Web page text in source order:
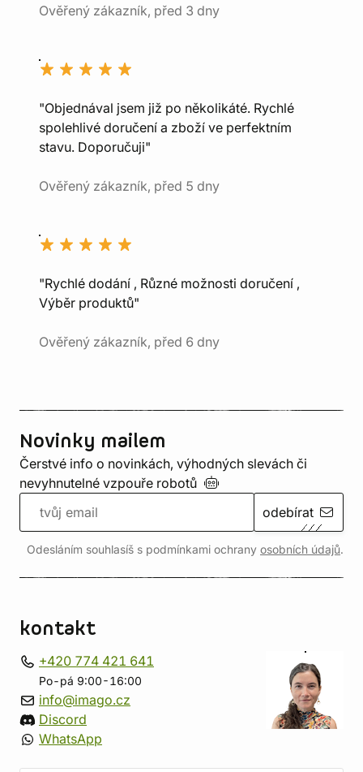
Ověřený zákazník, před 3 dny
"Objednával jsem již po několikáté. Rychlé
spolehlivé doručení a zboží ve perfektním
stavu. Doporučuji"
Ověřený zákazník, před 5 dny
"Rychlé dodání , Různé možnosti doručení ,
Výběr produktů"
Ověřený zákazník, před 6 dny
Novinky mailem
Čerstvé info o novinkách, výhodných slevách či
nevyhnutelné vzpouře robotů
odebírat
Odesláním souhlasíš s podmínkami ochrany osobních údajů.
kontakt
+420 774 421 641
Po-pá 9:00-16:00
info@imago.cz
Discord
WhatsApp